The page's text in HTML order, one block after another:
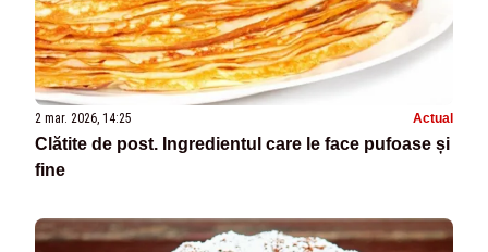
2 mar. 2026, 14:25 Actual
Clătite de post. Ingredientul care le face pufoase și
fine